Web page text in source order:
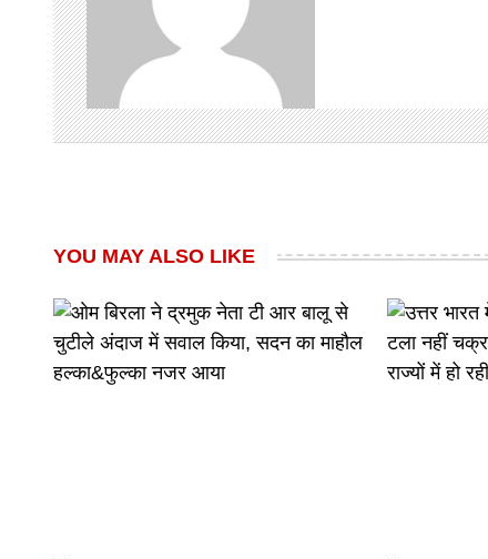
YOU MAY ALSO LIKE